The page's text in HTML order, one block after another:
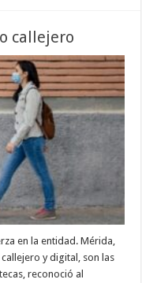
callejero
en la entidad. Mérida,
y digital, son las
reconoció al